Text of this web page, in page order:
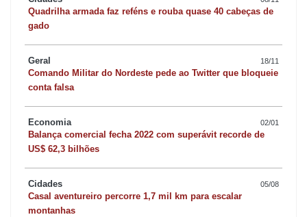
Quadrilha armada faz reféns e rouba quase 40 cabeças de
gado
Geral 18/11
Comando Militar do Nordeste pede ao Twitter que bloqueie
conta falsa
Economia 02/01
Balança comercial fecha 2022 com superávit recorde de
US$ 62,3 bilhões
Cidades 05/08
Casal aventureiro percorre 1,7 mil km para escalar
montanhas